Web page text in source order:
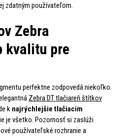
zdatným používateľom.
Zebra
kvalitu pre
perfektne zodpovedá niekoľko
Zebra DT tlačiareň štítkov
k najrýchlejšie tlačiacim
je všetko. Pozornosť si zaslúži
používateľské rozhranie a